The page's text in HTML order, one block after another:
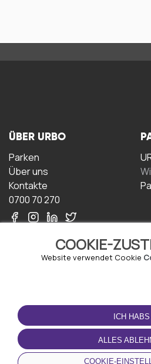
COOKIE-
Website verwendet Cookie
ICH HABS
ALLES
COOKIE-
ÜBER URBO
Parken
Über uns
Kontakte
0700 70 270
NUTZUNGSBEDINGUNGEN
Geschäftsbedingungen
Datenschutz-
Bestimmungen
Cookie-Richtlinie